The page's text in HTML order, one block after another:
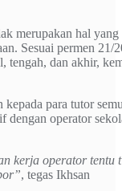
merupakan hal
Sesuai permen
tengah, dan akhir,
para tutor
operator
kerja operator
, tegas Ikhsan